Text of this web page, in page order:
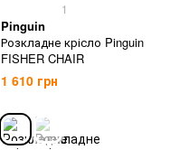
1
Pinguin
Розкладне крісло Pinguin
FISHER CHAIR
1 610 грн